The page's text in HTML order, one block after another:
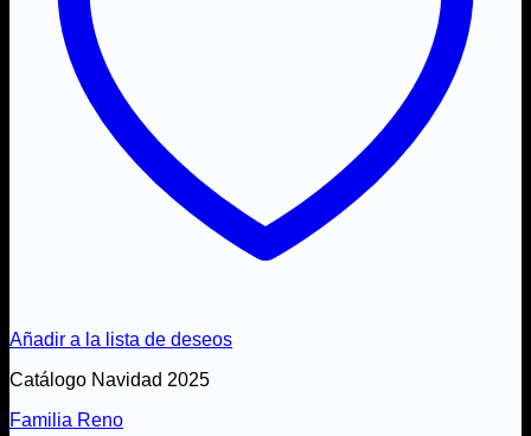
Añadir a la lista de deseos
Catálogo Navidad 2025
Familia Reno